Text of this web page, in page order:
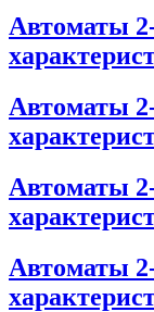
Автоматы
Автоматы
Автоматы
Автоматы